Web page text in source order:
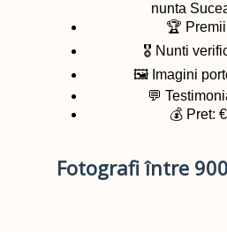
nunta
🏆
🎖️ Nunti
🖼️ Imagini
💬
💰 Pret: €
Fotografi între